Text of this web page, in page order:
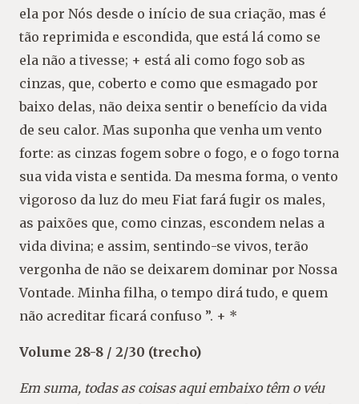
ela por Nós desde o início de sua criação, mas é
tão reprimida e escondida, que está lá como se
ela não a tivesse; + está ali como fogo sob as
cinzas, que, coberto e como que esmagado por
baixo delas, não deixa sentir o benefício da vida
de seu calor. Mas suponha que venha um vento
forte: as cinzas fogem sobre o fogo, e o fogo torna
sua vida vista e sentida. Da mesma forma, o vento
vigoroso da luz do meu Fiat fará fugir os males,
as paixões que, como cinzas, escondem nelas a
vida divina; e assim, sentindo-se vivos, terão
vergonha de não se deixarem dominar por Nossa
Vontade. Minha filha, o tempo dirá tudo, e quem
não acreditar ficará confuso ”. + *
Volume 28-8 / 2/30 (trecho)
Em suma, todas as coisas aqui embaixo têm o véu